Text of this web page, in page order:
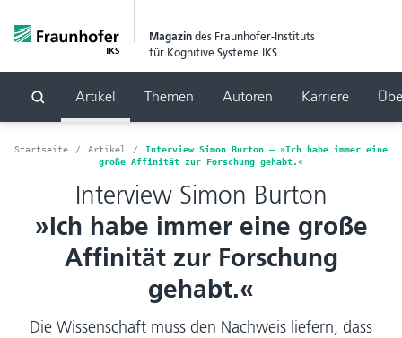
Magazin des Fraunhofer-Instituts
für Kognitive Systeme IKS
Suchen
Artikel Themen Autoren Karriere
Startseite Artikel
Interview Simon Burton – »Ich habe immer eine
große Affinität zur Forschung gehabt.«
Interview Simon Burton
»Ich habe immer eine große
Affinität zur Forschung
gehabt.«
Die Wissenschaft muss den Nachweis liefern, dass